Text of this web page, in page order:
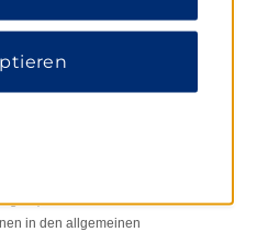
„ZWEI
DRITTE
GRATIS“:
dieses
ohne Definition verwendet
in den allgemeinen